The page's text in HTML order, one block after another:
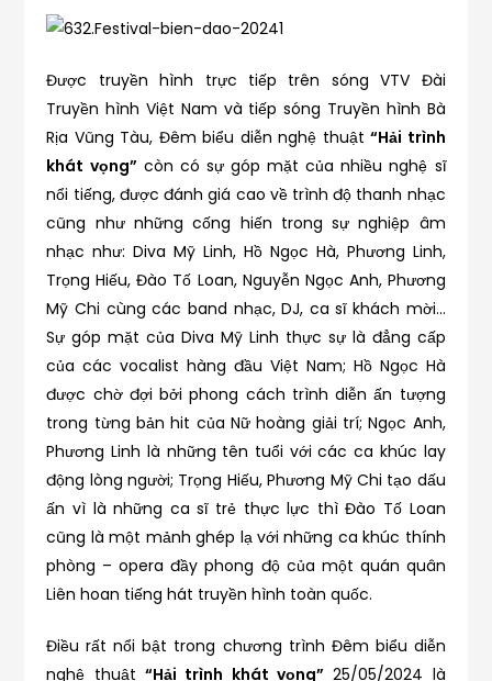
Được truyền hình trực tiếp trên sóng VTV Đài
Truyền hình Việt Nam và tiếp sóng Truyền hình Bà
Rịa Vũng Tàu, Đêm biểu diễn nghệ thuật“Hải trình
khát vọng” còn có sự góp mặt của nhiều nghệ sĩ
nổi tiếng, được đánh giá cao về trình độ thanh nhạc
cũng như những cống hiến trong sự nghiệp âm
nhạc như: Diva Mỹ Linh, Hồ Ngọc Hà, Phương Linh,
Trọng Hiếu, Đào Tố Loan, Nguyễn Ngọc Anh, Phương
Mỹ Chi cùng các band nhạc, DJ, ca sĩ khách mời…
Sự góp mặt của Diva Mỹ Linh thực sự là đẳng cấp
của các vocalist hàng đầu Việt Nam; Hồ Ngọc Hà
được chờ đợi bởi phong cách trình diễn ấn tượng
trong từng bản hit của Nữ hoàng giải trí; Ngọc Anh,
Phương Linh là những tên tuổi với các ca khúc lay
động lòng người; Trọng Hiếu, Phương Mỹ Chi tạo dấu
ấn vì là những ca sĩ trẻ thực lực thì Đào Tố Loan
cũng là một mảnh ghép lạ với những ca khúc thính
phòng – opera đầy phong độ của một quán quân
Liên hoan tiếng hát truyền hình toàn quốc.
Điều rất nổi bật trong chương trình Đêm biểu diễn
nghệ thuật“Hải trình khát vọng” 25/05/2024 là